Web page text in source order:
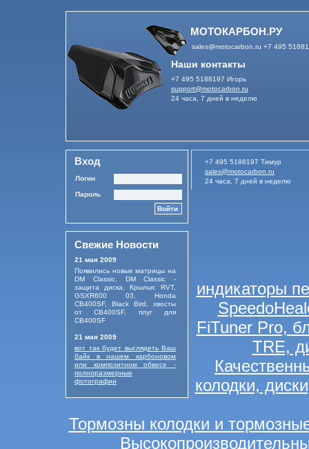
МОТОКАРБОН.РУ
sales@motocarbon.ru +7 495
Наши контакты
+7 495 5188197 Игорь
support@motocarbon.ru
24 часа, 7 дней в неделю
Вход
Логин
Пароль
Войти
Свежие Новости
21 мая 2009
Появились новые матрицы на
DM Classic, DM Classic -
защита диска, Крылья: RVT,
GSXR600 03, Honda
CB400SF, Black Bird, хвосты
от CB400SF, плуг для
CB400SF
21 мая 2009
вот так будет выглядеть Ваш
байк в нашем карбоновом
или композитном обвесе -
полноразмерные
фотографии
+7 495 5188197 Тимур
sales@motocarbon.ru
24 часа, 7 дней в неделю
индикаторы
FiTuner Pro,
TRE,
колодки,
Тормозны колодки и